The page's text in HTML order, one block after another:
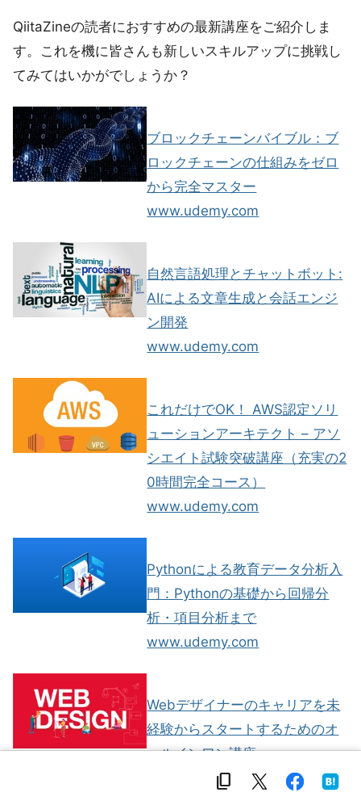
QiitaZineの読者におすすめの最新講座をご紹介しま
す。これを機に皆さんも新しいスキルアップに挑戦し
てみてはいかがでしょうか？
ブロックチェーンバイブル：ブ
ロックチェーンの仕組みをゼロ
から完全マスター
www.udemy.com
自然言語処理とチャットボット:
AIによる文章生成と会話エンジ
ン開発
www.udemy.com
これだけでOK！ AWS認定ソリ
ューションアーキテクト – アソ
シエイト試験突破講座（充実の2
0時間完全コース）
www.udemy.com
Pythonによる教育データ分析入
門：Pythonの基礎から回帰分
析・項目分析まで
www.udemy.com
Webデザイナーのキャリアを未
経験からスタートするためのオ
ールインワン講座
www.udemy.com
content_copy